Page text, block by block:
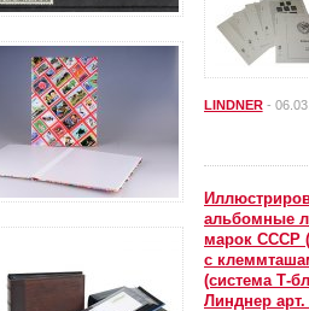
LINDNER-
альбомные
марок СССР
с
(система Т-
Линднер арт.